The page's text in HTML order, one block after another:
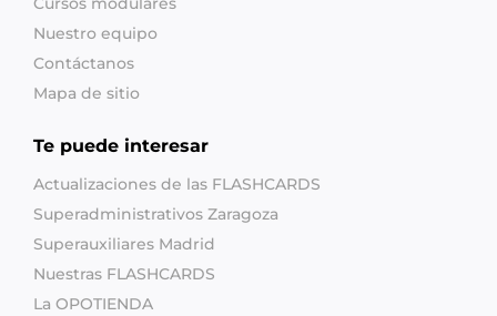
Nuestro equipo
Contáctanos
Mapa de sitio
Te puede interesar
Actualizaciones de las FLASHCARDS
Superadministrativos Zaragoza
Superauxiliares Madrid
Nuestras FLASHCARDS
La OPOTIENDA